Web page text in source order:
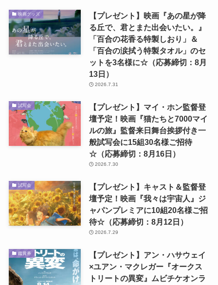
映画グッズ
【プレゼント】映画『あの星が降
る丘で、君とまた出会いたい。』
「百合の花香る特製しおり」＆
「百合の涙拭う特製タオル」のセ
ットを3名様に☆（応募締切：8月
13日）
2026.7.31
試写会
【プレゼント】マイ・ホン監督登
壇予定！映画『猫たちと7000マイ
ルの旅』監督来日舞台挨拶付き一
般試写会に15組30名様ご招待
☆（応募締切：8月16日）
2026.7.30
試写会
【プレゼント】キャスト＆監督登
壇予定！映画『我々は宇宙人』ジ
ャパンプレミアに10組20名様ご招
待☆（応募締切：8月12日）
2026.7.29
鑑賞券
【プレゼント】アン・ハサウェイ
×ユアン・マクレガー『オークス
トリートの異変』ムビチケオンラ